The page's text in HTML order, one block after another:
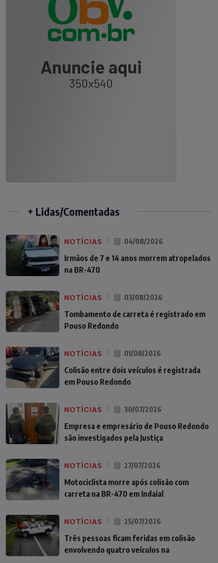
+ Lidas/Comentadas
NOTÍCIAS 04/08/2026
Irmãos de 7 e 14 anos morrem atropelados
na BR-470
NOTÍCIAS 03/08/2026
Tombamento de carreta é registrado em
Pouso Redondo
NOTÍCIAS 01/08/2026
Colisão entre dois veículos é registrada
em Pouso Redondo
NOTÍCIAS 30/07/2026
Empresa e empresário de Pouso Redondo
são investigados pela Justiça
NOTÍCIAS 27/07/2026
Motociclista morre após colisão com
carreta na BR-470 em Indaial
NOTÍCIAS 25/07/2026
Três pessoas ficam feridas em colisão
envolvendo quatro veículos na